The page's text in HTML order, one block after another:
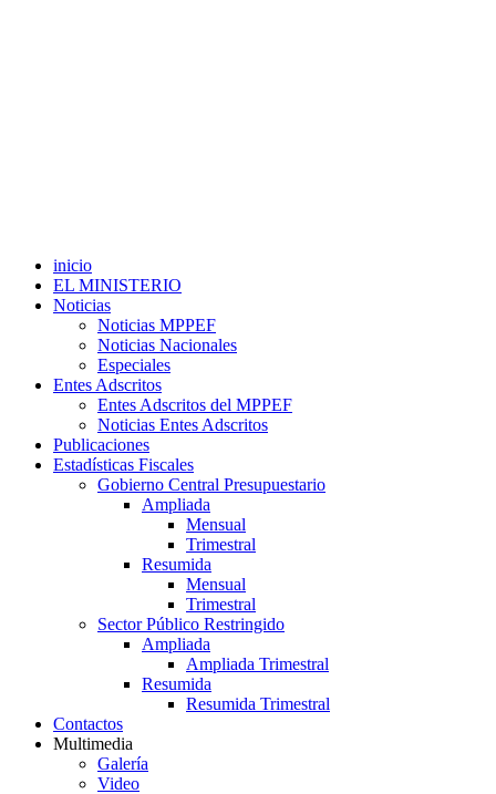
inicio
EL MINISTERIO
Noticias
Noticias MPPEF
Noticias Nacionales
Especiales
Entes Adscritos
Entes Adscritos del MPPEF
Noticias Entes Adscritos
Publicaciones
Estadísticas Fiscales
Gobierno Central Presupuestario
Ampliada
Mensual
Trimestral
Resumida
Mensual
Trimestral
Sector Público Restringido
Ampliada
Ampliada Trimestral
Resumida
Resumida Trimestral
Contactos
Multimedia
Galería
Video